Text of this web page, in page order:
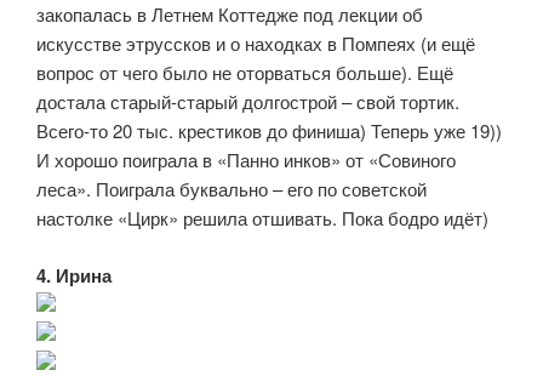
закопалась в Летнем Коттедже под лекции об
искусстве этруссков и о находках в Помпеях (и ещё
вопрос от чего было не оторваться больше). Ещё
достала старый-старый долгострой – свой тортик.
Всего-то 20 тыс. крестиков до финиша) Теперь уже 19))
И хорошо поиграла в «Панно инков» от «Совиного
леса». Поиграла буквально – его по советской
настолке «Цирк» решила отшивать. Пока бодро идёт)
4. Ирина